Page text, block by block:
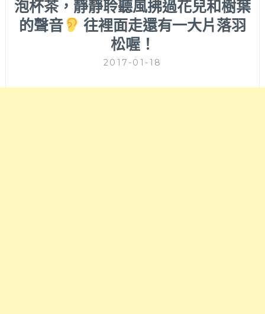
泡杯茶，靜靜聆聽風拂過花兒和樹葉
的聲音
往裡面走還有一大片落羽
松喔！
2017-01-18